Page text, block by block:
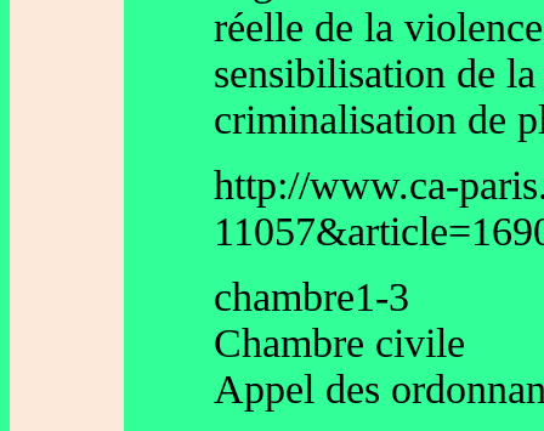
réelle de la
sensibilisation de
criminalisation de
http://www.ca-
chambre1-3
Chambre civile
Appel des